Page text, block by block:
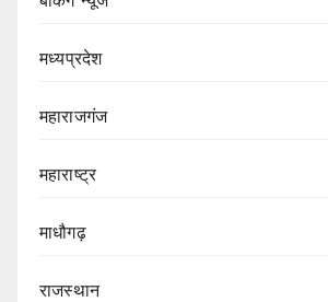
मध्यप्रदेश
महाराजगंज
महाराष्ट्र
माधौगढ़
राजस्थान